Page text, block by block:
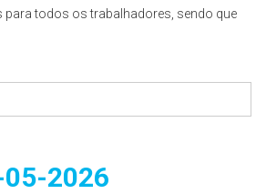
para todos os trabalhadores, sendo que
05-2026